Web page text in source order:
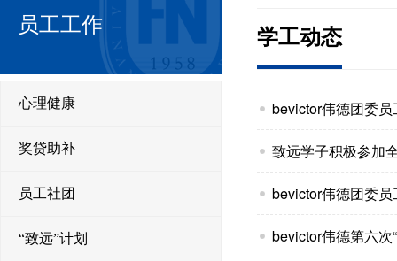
员工工作
心理健康
奖贷助补
员工社团
“致远”计划
学工动态
bevictor伟德团委
致远学子积极参加
bevictor伟德团委
bevictor伟德第六次